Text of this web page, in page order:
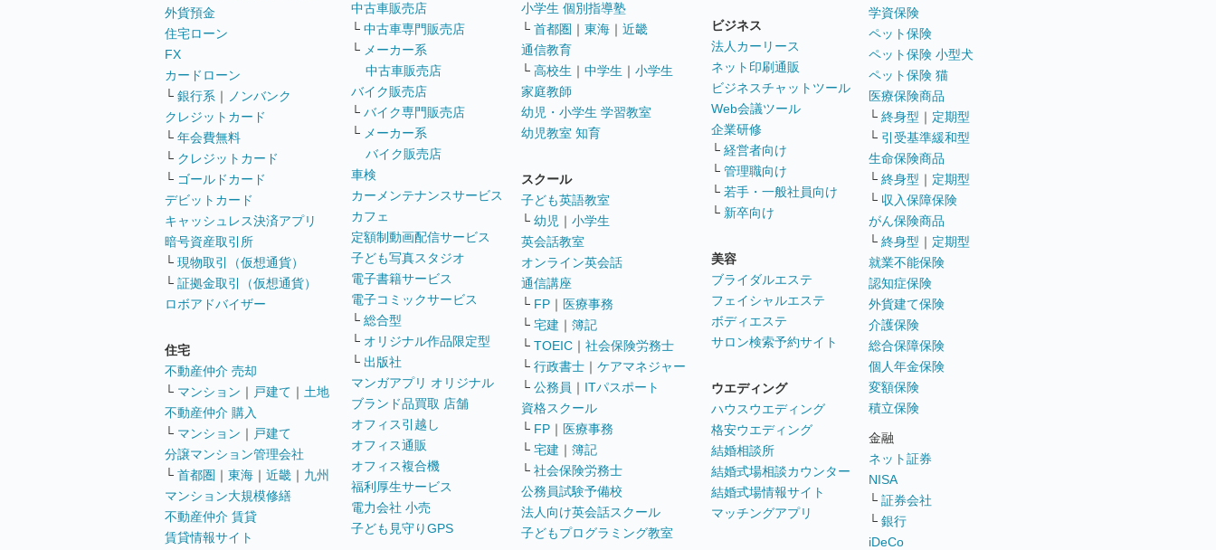
外貨預金
住宅ローン
FX
カードローン
└ 銀行系 ｜
ノンバンク
クレジットカード
└ 年会費無料
└ クレジットカード
└ ゴールドカード
デビットカード
キャッシュレス決済アプリ
暗号資産取引所
└ 現物取引（仮想通貨）
└ 証拠金取引（仮想通貨）
ロボアドバイザー
住宅
不動産仲介 売却
└ マンション ｜ 戸建て ｜ 土地
不動産仲介 購入
└ マンション ｜ 戸建て
分譲マンション管理会社
└ 首都圏 ｜ 東海 ｜ 近畿 ｜ 九州
マンション大規模修繕
不動産仲介 賃貸
賃貸情報サイト
中古車販売店
└ 中古車専門販売店
└ メーカー系
中古車販売店
バイク販売店
└ バイク専門販売店
└ メーカー系
バイク販売店
車検
カーメンテナンスサービス
カフェ
定額制動画配信サービス
子ども写真スタジオ
電子書籍サービス
電子コミックサービス
└ 総合型
└ オリジナル作品限定型
└ 出版社
マンガアプリ オリジナル
ブランド品買取 店舗
オフィス引越し
オフィス通販
オフィス複合機
福利厚生サービス
電力会社 小売
子ども見守りGPS
小学生 個別指導塾
└ 首都圏 ｜ 東海 ｜ 近畿
通信教育
└ 高校生 ｜ 中学生 ｜ 小学生
家庭教師
幼児・小学生 学習教室
幼児教室 知育
スクール
子ども英語教室
└ 幼児 ｜ 小学生
英会話教室
オンライン英会話
通信講座
└ FP ｜ 医療事務
└ 宅建 ｜ 簿記
└ TOEIC ｜ 社会保険労務士
└ 行政書士 ｜ ケアマネジャー
└ 公務員 ｜ ITパスポート
資格スクール
└ FP ｜ 医療事務
└ 宅建 ｜ 簿記
└ 社会保険労務士
公務員試験予備校
法人向け英会話スクール
子どもプログラミング教室
ビジネス
法人カーリース
ネット印刷通販
ビジネスチャットツール
Web会議ツール
企業研修
└ 経営者向け
└ 管理職向け
└ 若手・一般社員向け
└ 新卒向け
美容
ブライダルエステ
フェイシャルエステ
ボディエステ
サロン検索予約サイト
ウエディング
ハウスウエディング
格安ウエディング
結婚相談所
結婚式場相談カウンター
結婚式場情報サイト
マッチングアプリ
学資保険
ペット保険
ペット保険 小型犬
ペット保険 猫
医療保険商品
└ 終身型 ｜ 定期型
└ 引受基準緩和型
生命保険商品
└ 終身型 ｜ 定期型
└ 収入保障保険
がん保険商品
└ 終身型 ｜ 定期型
就業不能保険
認知症保険
外貨建て保険
介護保険
総合保障保険
個人年金保険
変額保険
積立保険
金融
ネット証券
NISA
└ 証券会社
└ 銀行
iDeCo